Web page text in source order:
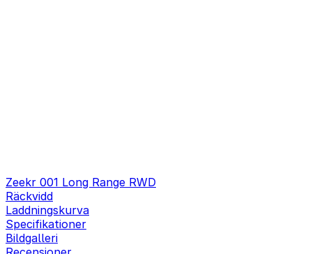
Zeekr 001 Long Range RWD
Räckvidd
Laddningskurva
Specifikationer
Bildgalleri